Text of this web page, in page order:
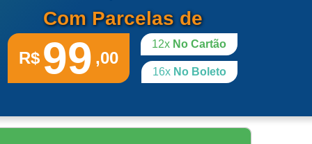
Com Parcelas de
R$ 99 ,00
12x No Cartão
16x No Boleto